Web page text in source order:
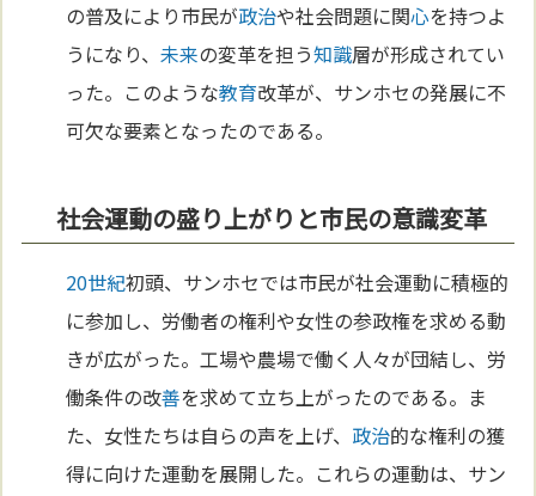
の普及により市民が政治や社会問題に関心を持つよ
うになり、未来の変革を担う知識層が形成されてい
った。このような教育改革が、サンホセの発展に不
可欠な要素となったのである。
社会運動の盛り上がりと市民の意識変革
20世紀初頭、サンホセでは市民が社会運動に積極的
に参加し、労働者の権利や女性の参政権を求める動
きが広がった。工場や農場で働く人々が団結し、労
働条件の改善を求めて立ち上がったのである。ま
た、女性たちは自らの声を上げ、 政治的な権利の獲
得に向けた運動を展開した。これらの運動は、サン